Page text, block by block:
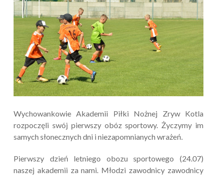
Wychowankowie Akademii Piłki Nożnej Zryw Kotla
rozpoczęli swój pierwszy obóz sportowy. Życzymy im
samych słonecznych dni i niezapomnianych wrażeń.
Pierwszy dzień letniego obozu sportowego (24.07)
naszej akademii za nami. Młodzi zawodnicy zawodnicy